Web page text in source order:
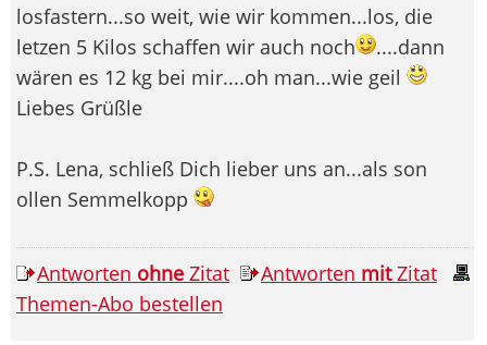
losfastern...so weit, wie wir kommen...los, die
letzen 5 Kilos schaffen wir auch noch
....dann
wären es 12 kg bei mir....oh man...wie geil
Liebes Grüßle
P.S. Lena, schließ Dich lieber uns an...als son
ollen Semmelkopp
Antworten ohne Zitat Antworten mitZitat
Themen-Abo bestellen